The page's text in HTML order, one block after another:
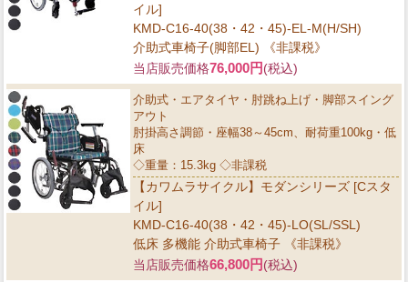
イル]
KMD-C16-40(38・42・45)-EL-M(H/SH)
介助式車椅子(脚部EL) 《非課税》
当店販売価格76,000円(税込)
介助式・エアタイヤ・肘跳ね上げ・脚部スイング
アウト
肘掛高さ調節・座幅38～45cm、耐荷重100kg・低
床
◇重量：15.3kg ◇非課税
【カワムラサイクル】モダンシリーズ [Cスタ
イル]
KMD-C16-40(38・42・45)-LO(SL/SSL)
低床 多機能 介助式車椅子 《非課税》
当店販売価格66,800円(税込)